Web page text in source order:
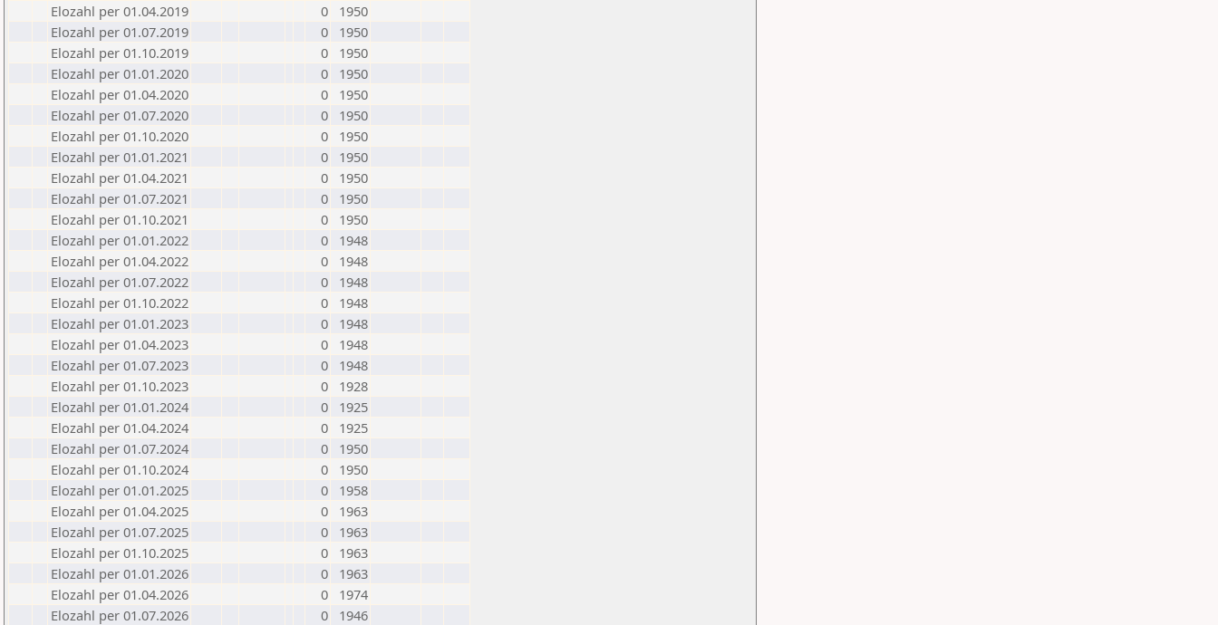
Elozahl per 01.04.2019
0
1950
Elozahl per 01.07.2019
0
1950
Elozahl per 01.10.2019
0
1950
Elozahl per 01.01.2020
0
1950
Elozahl per 01.04.2020
0
1950
Elozahl per 01.07.2020
0
1950
Elozahl per 01.10.2020
0
1950
Elozahl per 01.01.2021
0
1950
Elozahl per 01.04.2021
0
1950
Elozahl per 01.07.2021
0
1950
Elozahl per 01.10.2021
0
1950
Elozahl per 01.01.2022
0
1948
Elozahl per 01.04.2022
0
1948
Elozahl per 01.07.2022
0
1948
Elozahl per 01.10.2022
0
1948
Elozahl per 01.01.2023
0
1948
Elozahl per 01.04.2023
0
1948
Elozahl per 01.07.2023
0
1948
Elozahl per 01.10.2023
0
1928
Elozahl per 01.01.2024
0
1925
Elozahl per 01.04.2024
0
1925
Elozahl per 01.07.2024
0
1950
Elozahl per 01.10.2024
0
1950
Elozahl per 01.01.2025
0
1958
Elozahl per 01.04.2025
0
1963
Elozahl per 01.07.2025
0
1963
Elozahl per 01.10.2025
0
1963
Elozahl per 01.01.2026
0
1963
Elozahl per 01.04.2026
0
1974
Elozahl per 01.07.2026
0 1946